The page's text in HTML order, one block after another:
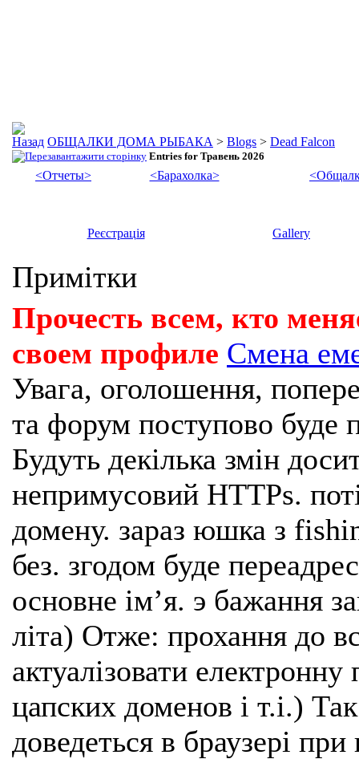
ОБЩАЛКИ ДОМА РЫБАКА > Blogs > Dead Falcon
Entries for Травень 2026
<Отчеты> <Барахолка>
Реєстрація Gallery
Примітки
Прочесть всем, кто
своем профиле Смена
Увага, оголошення,
та форум поступово буде
Будуть декілька змін
непримусовий HTTPs.
домену. зараз юшка з
без. згодом буде
основне імʼя. э бажання
літа) Отже: прохання до
актуалізовати
цапских доменов і т.і.)
доведеться в браузері